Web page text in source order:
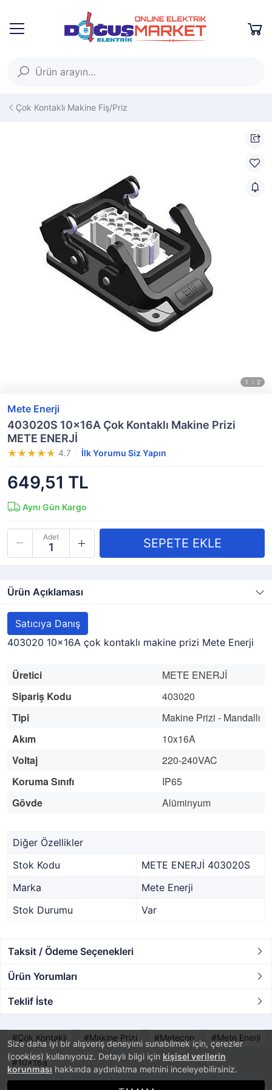
Size daha iyi bir alışveriş deneyimi sunabilmek için, çerezler
(cookies) kullanıyoruz. Detaylı bilgi için kişisel verilerin
korunması hakkında aydınlatma metnini inceleyebilirsiniz.
Çok Kontaklı Makine Fiş/Priz
Mete Enerji
403020S 10x16A Çok Kontaklı Makine Prizi
METE ENERJİ
4.7 İlk Yorumu Siz Yapın
649,51 TL
Aynı Gün Kargo
Adet
Ürün Açıklaması
Satıcıya Danış
403020 10x16A çok kontaklı makine prizi Mete Enerji
Üretici
METE ENERJİ
Sipariş Kodu
403020
Tipi
Makine Prizi - Mandallı
Akım
10x16A
Voltaj
220-240VAC
Koruma Sınıfı
IP65
Gövde
Alüminyum
Diğer Özellikler
Stok Kodu
METE ENERJİ 403020S
Marka
Mete Enerji
Stok Durumu
Var
Taksit / Ödeme Seçenekleri
Ürün Yorumları
Teklif İste
Çok Kontaklı Makine Prizi Metecon Mete Enerji
10x16a